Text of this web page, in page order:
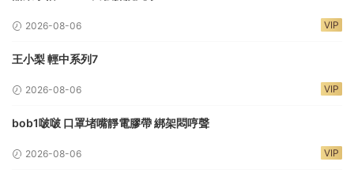
2026-08-06 VIP
王小梨 輕中系列7
2026-08-06 VIP
bob1啵啵 口罩堵嘴靜電膠帶 綁架悶哼聲
2026-08-06 VIP